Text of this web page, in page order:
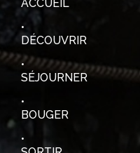
ACCUEIL
DÉCOUVRIR
SÉJOURNER
BOUGER